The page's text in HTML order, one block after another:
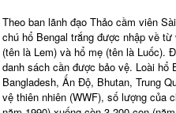
Theo ban lãnh đạo Thảo cầm viên
chú hổ Bengal trắng được nhập về
(tên là Lem) và hổ mẹ (tên là Luốc).
danh sách cần được bảo vệ. Loài hổ
Bangladesh, Ấn Độ, Bhutan, Trung
vệ thiên nhiên (WWF), số lượng của